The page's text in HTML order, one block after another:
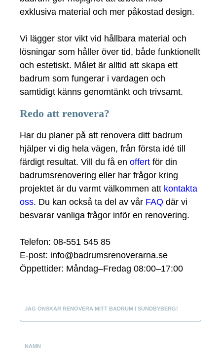
exklusiva material och mer påkostad design.
Vi lägger stor vikt vid hållbara material och
lösningar som håller över tid, både funktionellt
och estetiskt. Målet är alltid att skapa ett
badrum som fungerar i vardagen och
samtidigt känns genomtänkt och trivsamt.
Redo att renovera?
Har du planer på att renovera ditt badrum
hjälper vi dig hela vägen, från första idé till
färdigt resultat. Vill du få en offert för din
badrumsrenovering eller har frågor kring
projektet är du varmt välkommen att kontakta
oss. Du kan också ta del av vår FAQ där vi
besvarar vanliga frågor inför en renovering.
Telefon: 08-551 545 85
E-post: info@badrumsrenoverarna.se
Öppettider: Måndag–Fredag 08:00–17:00
JAG ÖNSKAR RENOVERA MITT BADRUM I SUNDBYBERG!
NAMN